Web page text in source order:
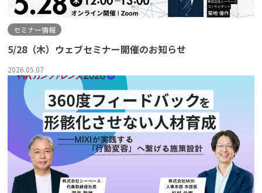
セミナー情報
5/28（木）ウェブセミナー開催のお知らせ
2026.05.07